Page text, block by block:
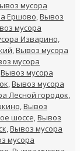
мусора
Ершово,Вывоз
мусора
Изварино,
Вывоз мусора
мусора
Вывоз мусора
Вывоз мусора
Лесной городок,
Вывоз
шоссе,Вывоз
Вывоз мусора
мусора